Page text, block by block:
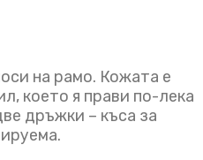
на рамо. Кожата е
което я прави по-лека
дръжки – къса за